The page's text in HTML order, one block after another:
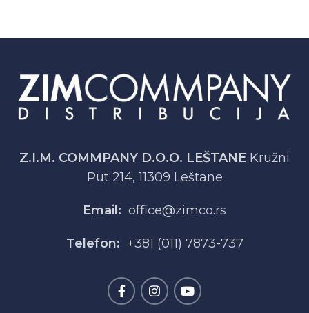
Z.I.M. COMMPANY D.O.O. LEŠTANE Kružni
Put 214, 11309 Leštane
Email: office@zimco.rs
Telefon: +381 (011) 7873-737